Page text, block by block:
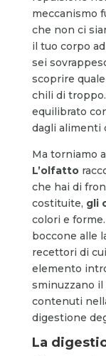
meccanismo
che non ci
il tuo corpo
sei
scoprire
chili di
equilibrato
dagli alimenti
Ma torniamo
L’olfatto
che hai di
costituite, gli
colori e
boccone alle
recettori di
elemento
sminuzzano
contenuti
digestione
La